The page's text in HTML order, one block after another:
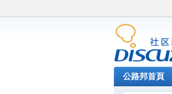
公路邦首頁